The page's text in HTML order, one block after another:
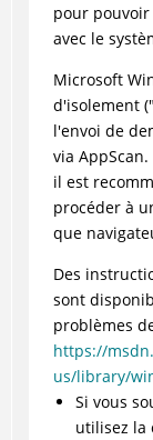
pour
avec le
Microsoft
d'isolement
l'envoi de
via
il est
procéder à
que
Des
sont
problèmes
https://
us/library/
Si vous
utilisez la